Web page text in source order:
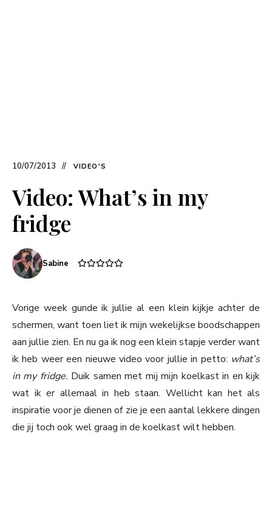
10/07/2013 VIDEO'S
Video: What’s in my
fridge
Sabine
Vorige week gunde ik jullie al een klein kijkje achter de
schermen, want toen liet ik mijn wekelijkse boodschappen
aan jullie zien. En nu ga ik nog een klein stapje verder want
ik heb weer een nieuwe video voor jullie in petto: what’s
in my fridge. Duik samen met mij mijn koelkast in en kijk
wat ik er allemaal in heb staan. Wellicht kan het als
inspiratie voor je dienen of zie je een aantal lekkere dingen
die jij toch ook wel graag in de koelkast wilt hebben.